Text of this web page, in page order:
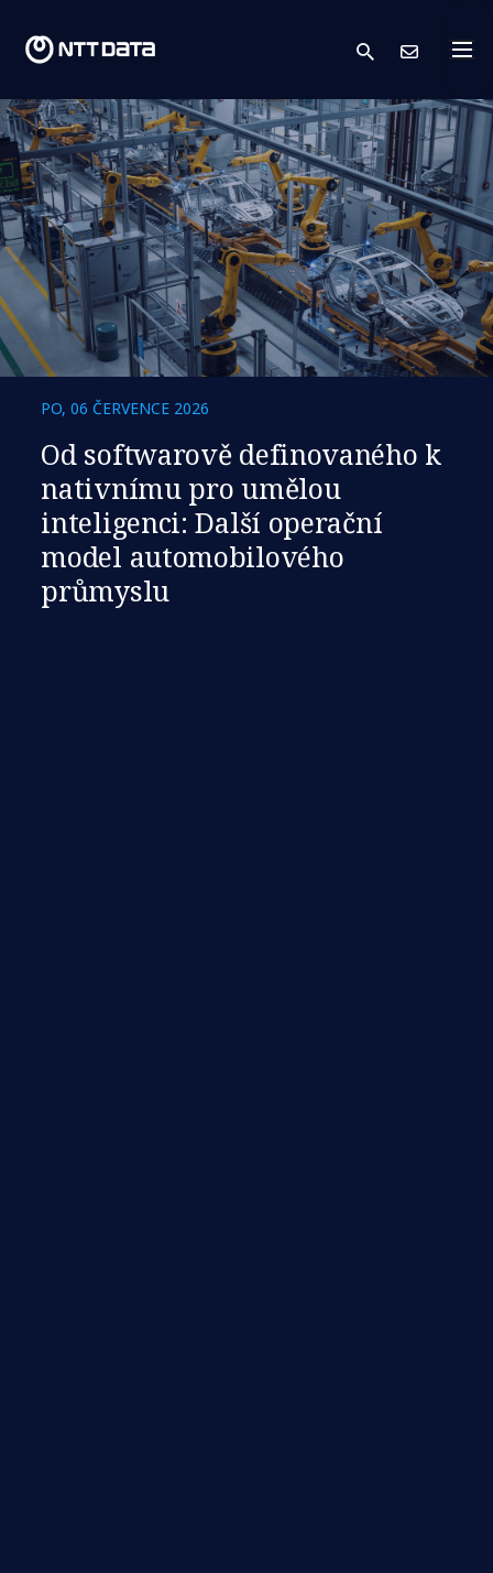
search
PO, 06 ČERVENCE 2026
​​Od softwarově definovaného k
nativnímu pro umělou
inteligenci: Další operační
model automobilového
průmyslu​